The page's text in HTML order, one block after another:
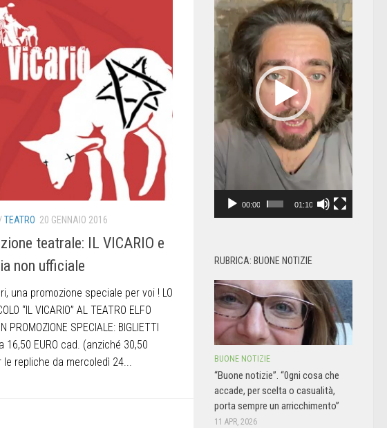
TEATRO 20 GENNAIO 2016
teatrale: IL VICARIO e
non ufficiale
una promozione speciale per voi ! LO
“IL VICARIO” AL TEATRO ELFO
PROMOZIONE SPECIALE: BIGLIETTI
16,50 EURO cad. (anziché 30,50
repliche da mercoledì 24...
00:00 01:10
RUBRICA: BUONE NOTIZIE
BUONE NOTIZIE
“Buone notizie”. “0gni cosa che
accade, per scelta o casualità,
porta sempre un arricchimento”
11 APR, 2026